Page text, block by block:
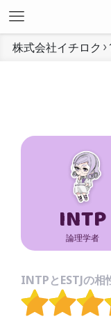
株式会社イチロク
INTP
論理学者
INTPとESTJの相